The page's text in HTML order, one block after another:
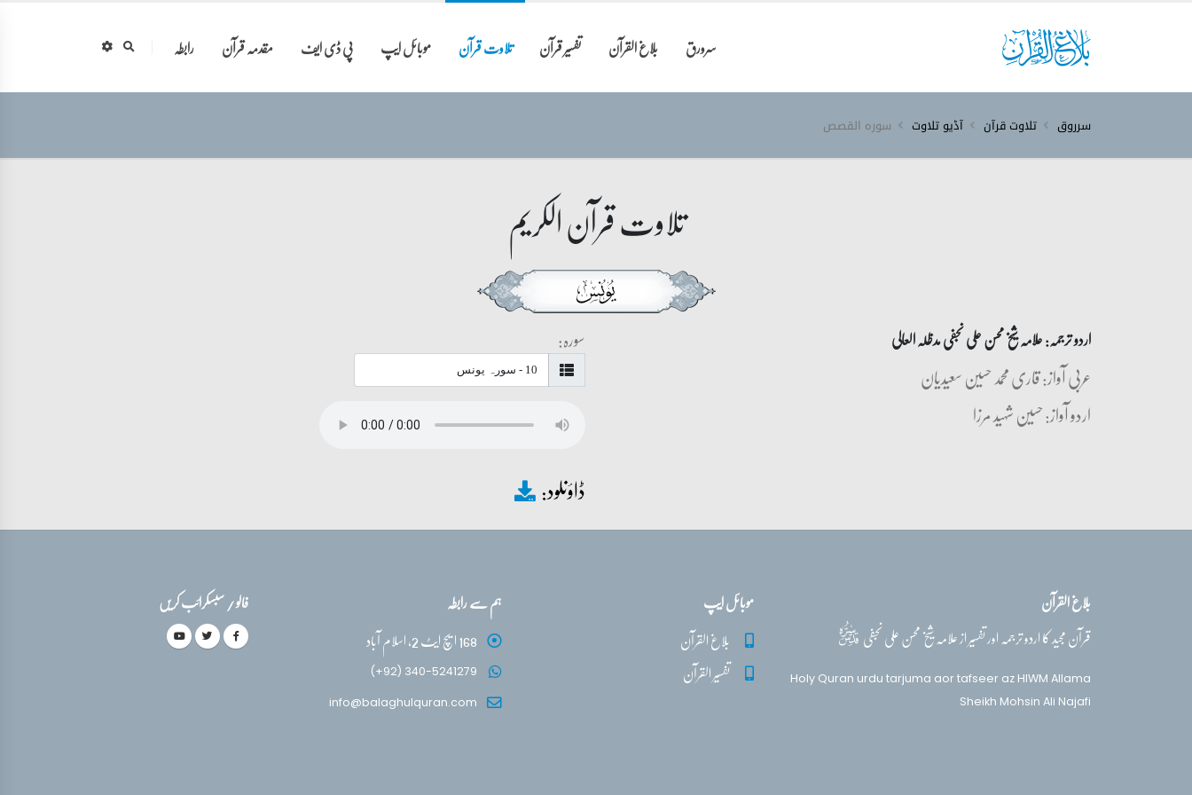
سرورق بلاغ القرآن تفسیر قرآن تلاوت قرآن موبائل ایپ پی ڈی ایف مقدمہ قرآن رابطہ
سرروق تلاوت قرآن آڈیو تلاوت سورہ ‎القصص‎
تلاوت قرآن الکریم
اردو ترجمہ: علامہ شیخ محسن علی نجفی مدظلہ العالی
عربی آواز: قاری محمد حسین سعیدیان
اردو آواز: حسین شہید مرزا
سورہ:
ڈاؤنلود:
بلاغ القرآن
قرآن مجید کا اردو ترجمہ اور تفسیر از علامہ شیخ محسن علی نجفیقدس‌سره
Holy Quran urdu tarjuma aor tafseer az HIWM Allama
Sheikh Mohsin Ali Najafi
موبائل ایپ
بلاغ القرآن
تفسیر القرآن
ہم سے رابطہ
168 ایچ ایٹ 2، اسلام آباد
(+92) 340-5241279
info@balaghulquran.com
فالو / سبسکرائب کریں